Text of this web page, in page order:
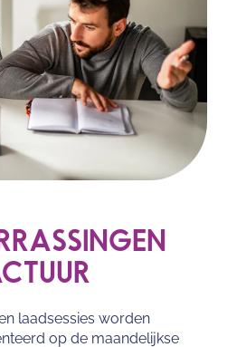
laadsessies worden
op de maandelijkse